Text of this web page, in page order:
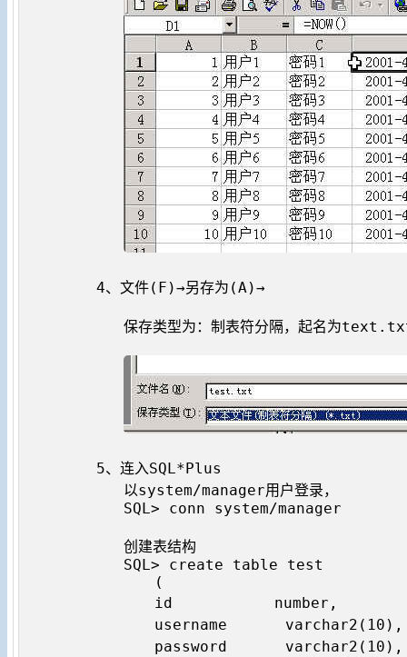
4、文件(F)→另存为(A)→
保存类型为：制表符分隔，起名为
5、连入SQL*Plus
   以system/manager用户登录，
   SQL> conn system/manager
   创建表结构
   SQL> create table test
(
id　　　　　　　number,　　　　　
username　　　　varchar2(10),　
password　　　　varchar2(10),　